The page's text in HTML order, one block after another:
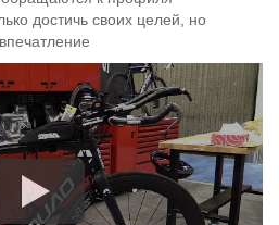
достичь своих целей, но